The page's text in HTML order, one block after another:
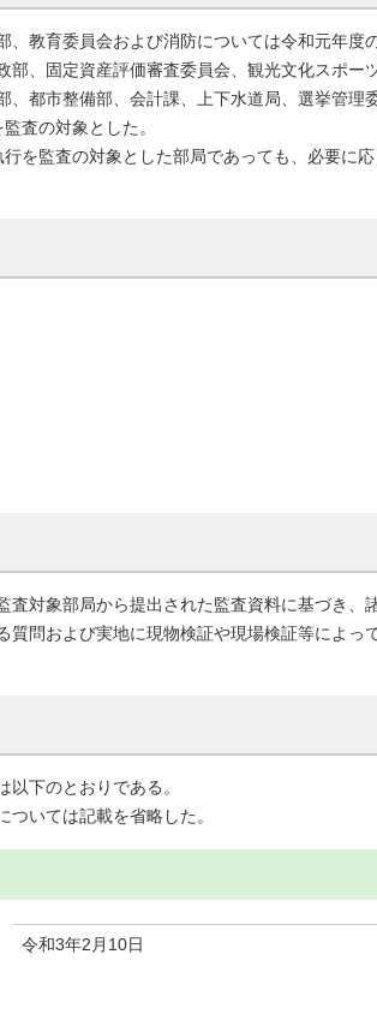
、教育委員会および消防については令和元年度
部、固定資産評価審査委員会、観光文化スポー
、都市整備部、会計課、上下水道局、選挙管理
査の対象とした。
を監査の対象とした部局であっても、必要に
査対象部局から提出された監査資料に基づき、
質問および実地に現物検証や現場検証等によっ
以下のとおりである。
ついては記載を省略した。
令和3年2月10日